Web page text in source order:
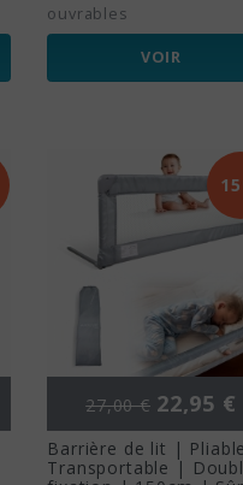
ouvrables
VOIR
Prix de base
27,00 € Prix
22,95 €
Barrière de lit |
Transportable |